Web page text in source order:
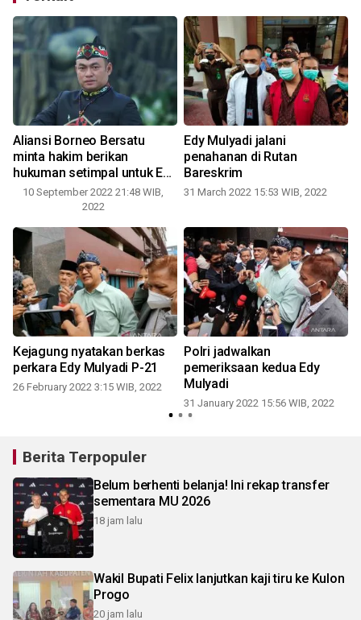
Aliansi Borneo Bersatu
minta hakim berikan
hukuman setimpal untuk Edy
Mulyadi
10 September 2022 21:48 WIB,
2022
Edy Mulyadi jalani
penahanan di Rutan
Bareskrim
31 March 2022 15:53 WIB, 2022
Kejagung nyatakan berkas
perkara Edy Mulyadi P-21
26 February 2022 3:15 WIB, 2022
Polri jadwalkan
pemeriksaan kedua Edy
Mulyadi
31 January 2022 15:56 WIB, 2022
Berita Terpopuler
Belum berhenti belanja! Ini rekap transfer
sementara MU 2026
18 jam lalu
Wakil Bupati Felix lanjutkan kaji tiru ke Kulon
Progo
20 jam lalu